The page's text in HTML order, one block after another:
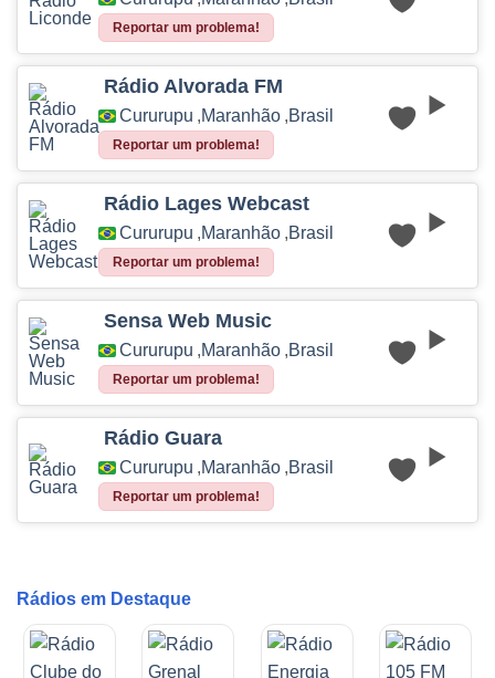
Reportar um problema!
Rádio Alvorada FM
Cururupu ,Maranhão ,Brasil
Reportar um problema!
Rádio Lages Webcast
Cururupu ,Maranhão ,Brasil
Reportar um problema!
Sensa Web Music
Cururupu ,Maranhão ,Brasil
Reportar um problema!
Rádio Guara
Cururupu ,Maranhão ,Brasil
Reportar um problema!
Rádios em Destaque